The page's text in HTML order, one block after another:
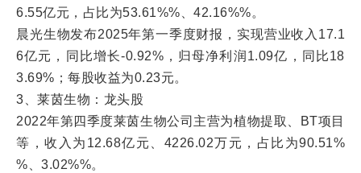
6.55亿元，占比为53.61%%、42.16%%。
晨光生物发布2025年第一季度财报，实现营业收入17.1
6亿元，同比增长-0.92%，归母净利润1.09亿，同比18
3.69%；每股收益为0.23元。
3、莱茵生物：龙头股
2022年第四季度莱茵生物公司主营为植物提取、BT项目
等，收入为12.68亿元、4226.02万元，占比为90.51%
%、3.02%%。